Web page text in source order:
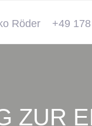
Röder +49
ZUR